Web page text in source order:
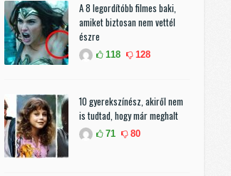
A 8 legordítóbb filmes baki,
amiket biztosan nem vettél
észre
118 128
10 gyerekszínész, akiről nem
is tudtad, hogy már meghalt
71 80